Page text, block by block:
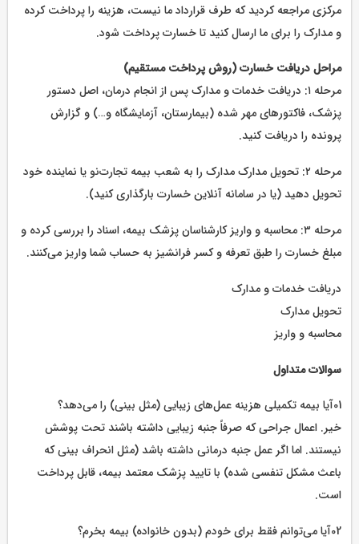
مرکزی مراجعه کردید که طرف قرارداد ما نیست، هزینه را پرداخت کرده
و مدارک را برای ما ارسال کنید تا خسارت پرداخت شود.
مراحل دریافت خسارت (روش پرداخت مستقیم)
مرحله ۱: دریافت خدمات و مدارک پس از انجام درمان، اصل دستور
پزشک، فاکتورهای مهر شده (بیمارستان، آزمایشگاه و…) و گزارش
پرونده را دریافت کنید.
مرحله ۲: تحویل مدارک مدارک را به شعب بیمه تجارت‌نو یا نماینده خود
تحویل دهید (یا در سامانه آنلاین خسارت بارگذاری کنید).
مرحله ۳: محاسبه و واریز کارشناسان پزشک بیمه، اسناد را بررسی کرده و
مبلغ خسارت را طبق تعرفه و کسر فرانشیز به حساب شما واریز می‌کنند.
دریافت خدمات و مدارک
تحویل مدارک
محاسبه و واریز
سوالات متداول
01آیا بیمه تکمیلی هزینه عمل‌های زیبایی (مثل بینی) را می‌دهد؟
خیر. اعمال جراحی که صرفاً جنبه زیبایی داشته باشند تحت پوشش
نیستند. اما اگر عمل جنبه درمانی داشته باشد (مثل انحراف بینی که
باعث مشکل تنفسی شده) با تایید پزشک معتمد بیمه، قابل پرداخت
است.
02آیا می‌توانم فقط برای خودم (بدون خانواده) بیمه بخرم؟